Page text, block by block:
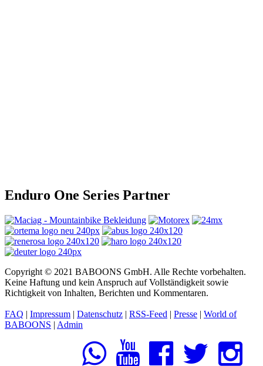
Enduro One Series Partner
Copyright © 2021 BABOONS GmbH. Alle Rechte vorbehalten.
Keine Haftung und kein Anspruch auf Vollständigkeit sowie
Richtigkeit von Inhalten, Berichten und Kommentaren.
FAQ | Impressum | Datenschutz | RSS-Feed | Presse | World of
BABOONS | Admin